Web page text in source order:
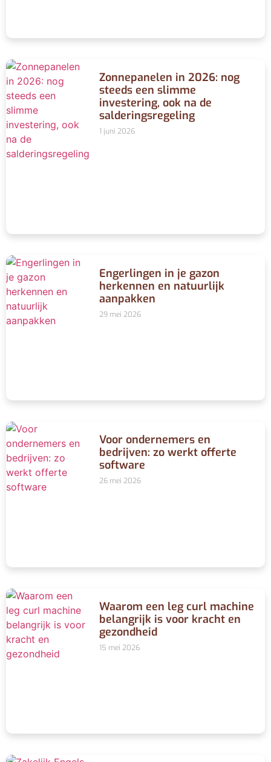
Zonnepanelen in 2026: nog
steeds een slimme
investering, ook na de
salderingsregeling
1 juni 2026
Engerlingen in je gazon
herkennen en natuurlijk
aanpakken
29 mei 2026
Voor ondernemers en
bedrijven: zo werkt offerte
software
26 mei 2026
Waarom een leg curl machine
belangrijk is voor kracht en
gezondheid
15 mei 2026